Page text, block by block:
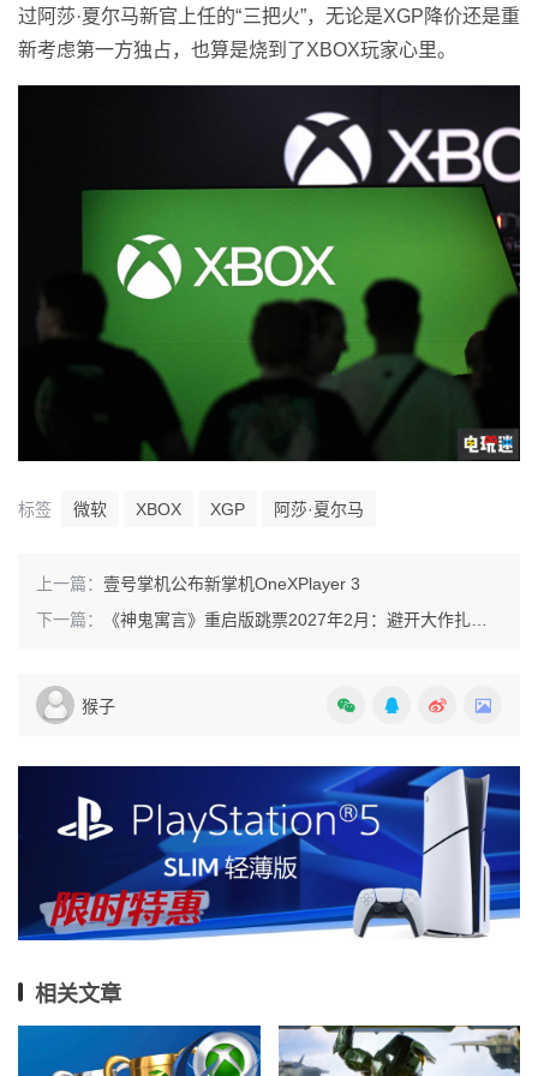
过阿莎·夏尔马新官上任的“三把火”，无论是XGP降价还是重
新考虑第一方独占，也算是烧到了XBOX玩家心里。
标签 微软 XBOX XGP 阿莎·夏尔马
上一篇： 壹号掌机公布新掌机OneXPlayer 3
下一篇：
《神鬼寓言》重启版跳票2027年2月：避开大作扎堆的2026年
猴子
相关文章